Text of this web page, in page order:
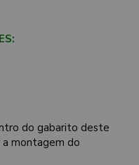
do gabarito deste
montagem do